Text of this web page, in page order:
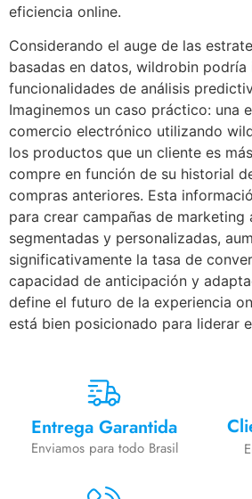
eficiencia online.
Considerando el auge de las
basadas en datos, wildrobin
funcionalidades de análisis
Imaginemos un caso práctico: una
comercio electrónico utilizando
los productos que un cliente es
compre en función de su historial
compras anteriores. Esta
para crear campañas de marketing
segmentadas y personalizadas,
significativamente la tasa de
capacidad de anticipación y
define el futuro de la experiencia
está bien posicionado para liderar
Entrega Garantida
Enviamos para todo Brasil